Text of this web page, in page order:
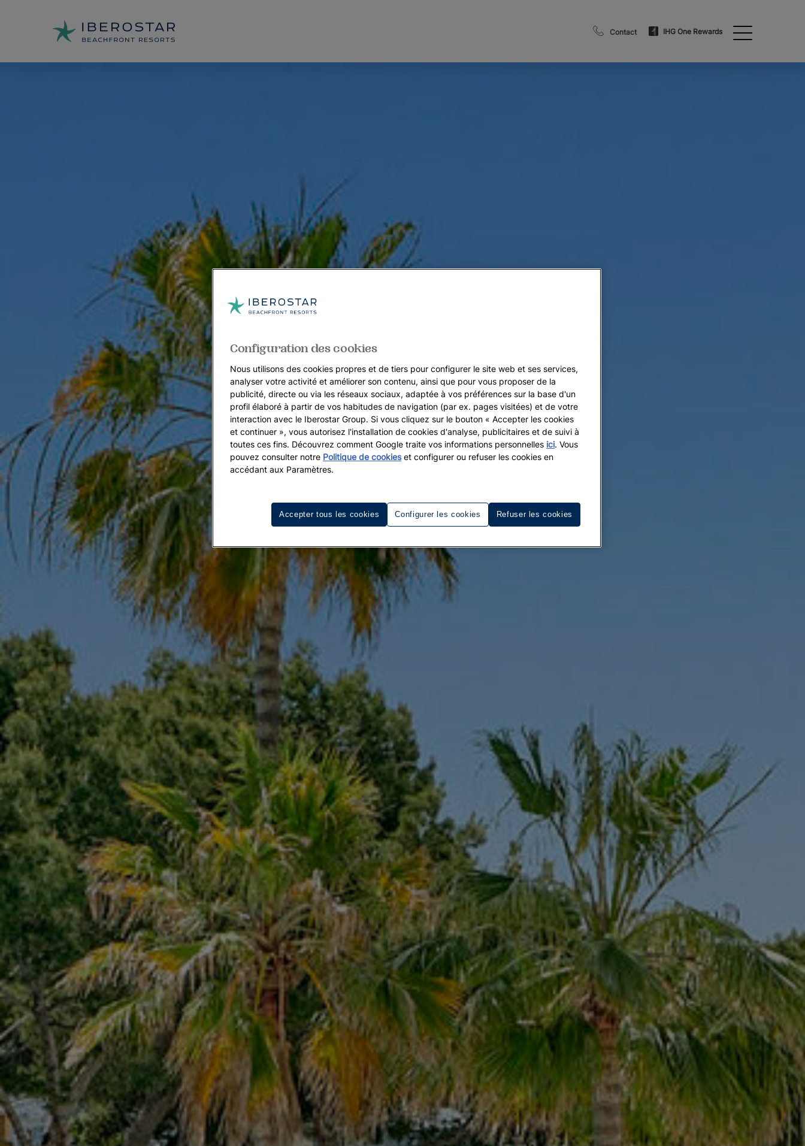
Contact IHG One Rewards
Configuration des cookies
Nous utilisons des cookies propres et de tiers pour configurer le site web et ses services,
analyser votre activité et améliorer son contenu, ainsi que pour vous proposer de la
publicité, directe ou via les réseaux sociaux, adaptée à vos préférences sur la base d'un
profil élaboré à partir de vos habitudes de navigation (par ex. pages visitées) et de votre
interaction avec le Iberostar Group. Si vous cliquez sur le bouton « Accepter les cookies
et continuer », vous autorisez l'installation de cookies d'analyse, publicitaires et de suivi à
toutes ces fins. Découvrez comment Google traite vos informations personnelles ici. Vous
pouvez consulter notre Politique de cookieset configurer ou refuser les cookies en
accédant aux Paramètres.
Configurer les cookies Refuser les cookies
Accepter tous les cookies